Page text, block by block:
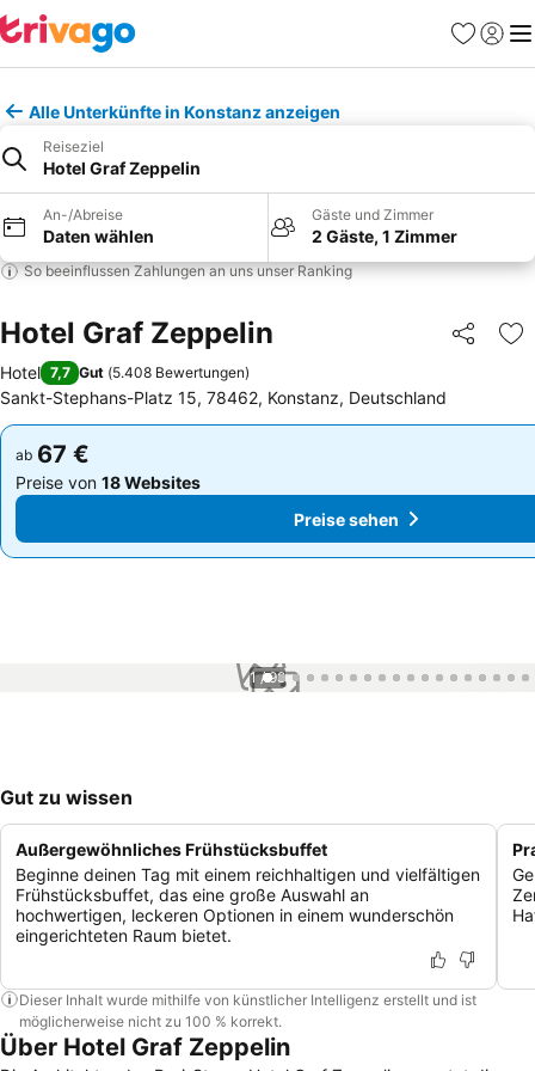
Favoriten
Alle Unterkünfte in Konstanz anzeigen
Reiseziel
Hotel Graf Zeppelin
An-/Abreise
Daten wählen
Gäste und Zimmer
2 Gäste, 1 Zimmer
So beeinflussen Zahlungen an uns unser Ranking
Hotel Graf Zeppelin Teilen
Hotel 7,7 Gut (5.408 Bewertungen)
Sankt-Stephans-Platz 15, 78462, Konstanz, Deutschland
ab 67 €
Preise von 18 Websites
Preise sehen
ab 67 €
Preise von 18 Websites
Preise sehen
1 / 98
Gut zu wissen
Außergewöhnliches Frühstücksbuffet
Beginne deinen Tag mit einem reichhaltigen und vielfältigen
Frühstücksbuffet, das eine große Auswahl an
hochwertigen, leckeren Optionen in einem wunderschön
eingerichteten Raum bietet.
Dieser Inhalt wurde mithilfe von künstlicher Intelligenz erstellt und ist
möglicherweise nicht zu 100 % korrekt.
Über Hotel Graf Zeppelin